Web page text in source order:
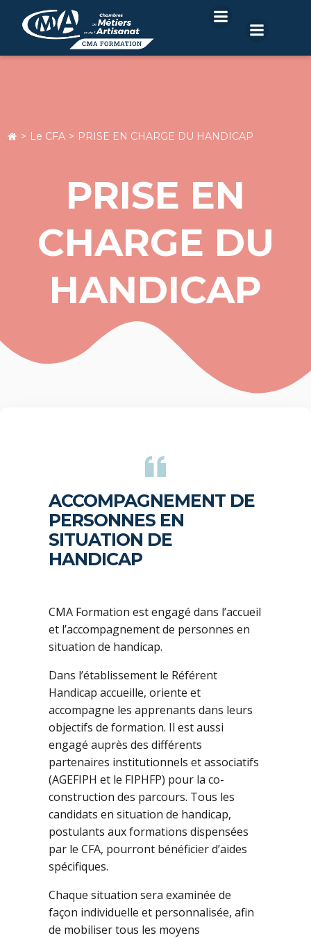
Le CFA PRISE EN CHARGE DU HANDICAP
PRISE EN
CHARGE DU
HANDICAP
ACCOMPAGNEMENT DE
PERSONNES EN
SITUATION DE
HANDICAP
CMA Formation est engagé dans l’accueil
et l’accompagnement de personnes en
situation de handicap.
Dans l’établissement le Référent
Handicap accueille, oriente et
accompagne les apprenants dans leurs
objectifs de formation. Il est aussi
engagé auprès des différents
partenaires institutionnels et associatifs
(AGEFIPH et le FIPHFP) pour la co-
construction des parcours. Tous les
candidats en situation de handicap,
postulants aux formations dispensées
par le CFA, pourront bénéficier d’aides
spécifiques.
Chaque situation sera examinée de
façon individuelle et personnalisée, afin
de mobiliser tous les moyens